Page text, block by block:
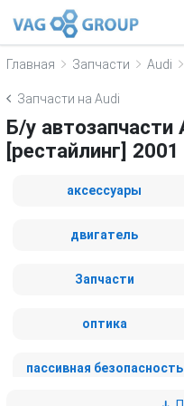
Главная Запчасти Audi
Запчасти на Audi
Б/у автозапчасти
[рестайлинг]
аксессуары
двигатель
Запчасти
оптика
пассивная безопасность